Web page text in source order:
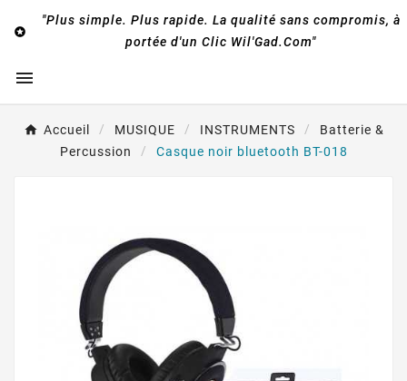

"Plus simple. Plus rapide. La qualité sans compromis, à
portée d'un Clic Wil'Gad.Com"

Accueil MUSIQUE INSTRUMENTS
Batterie &
Percussion
Casque noir bluetooth BT-018